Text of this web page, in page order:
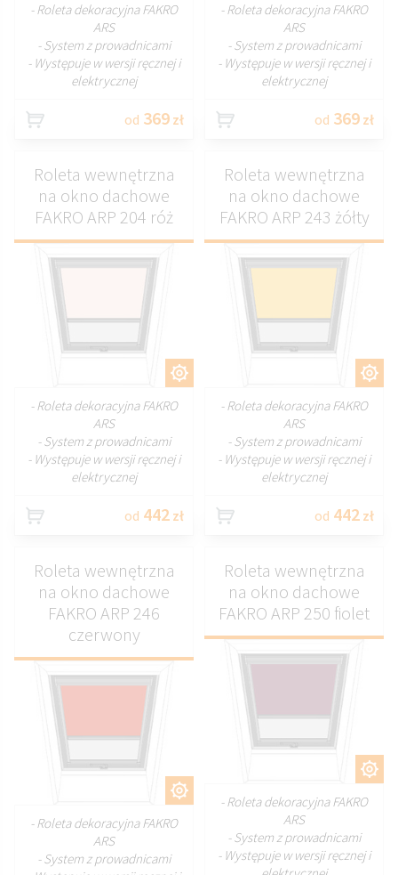
- Roleta dekoracyjna FAKRO
ARS
- System z prowadnicami
- Występuje w wersji ręcznej i
elektrycznej
od 369 zł
- Roleta dekoracyjna FAKRO
ARS
- System z prowadnicami
- Występuje w wersji ręcznej i
elektrycznej
od 369 zł
Roleta wewnętrzna
na okno dachowe
FAKRO ARP 204 róż
- Roleta dekoracyjna FAKRO
ARS
- System z prowadnicami
- Występuje w wersji ręcznej i
elektrycznej
od 442 zł
Roleta wewnętrzna
na okno dachowe
FAKRO ARP 243 żółty
- Roleta dekoracyjna FAKRO
ARS
- System z prowadnicami
- Występuje w wersji ręcznej i
elektrycznej
od 442 zł
Roleta wewnętrzna
na okno dachowe
FAKRO ARP 246
czerwony
- Roleta dekoracyjna FAKRO
ARS
- System z prowadnicami
Roleta wewnętrzna
na okno dachowe
FAKRO ARP 250 fiolet
- Roleta dekoracyjna FAKRO
ARS
- System z prowadnicami
- Występuje w wersji ręcznej i